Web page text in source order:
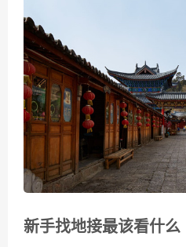
新手找地接最该看什么